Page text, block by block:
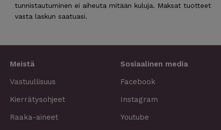
tunnistautuminen ei aiheuta mitään kuluja. Maksat tuotteet
vasta laskun saatuasi.
Meistä
Vastuullisuus
Kierrätysohjeet
Raaka-aineet
Sosiaalinen media
Facebook
Instagram
Youtube